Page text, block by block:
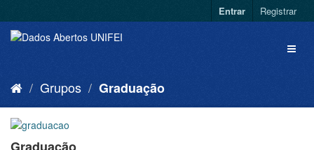
Entrar Registrar
Grupos Graduação